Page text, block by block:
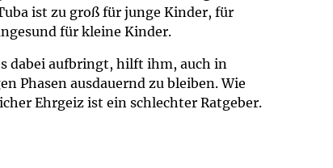
ist zu groß für junge Kinder, für
für kleine Kinder.
dabei aufbringt, hilft ihm, auch in
Phasen ausdauernd zu bleiben. Wie
Ehrgeiz ist ein schlechter Ratgeber.